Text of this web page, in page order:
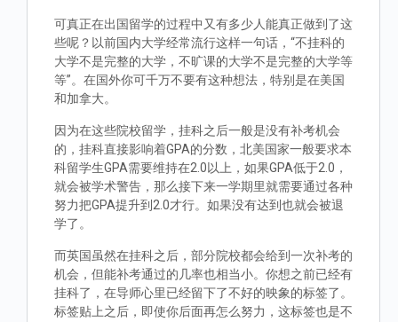
可真正在出国留学的过程中又有多少人能真正做到了这
些呢？以前国内大学经常流行这样一句话，“不挂科的
大学不是完整的大学，不旷课的大学不是完整的大学等
等”。在国外你可千万不要有这种想法，特别是在美国
和加拿大。
因为在这些院校留学，挂科之后一般是没有补考机会
的，挂科直接影响着GPA的分数，北美国家一般要求本
科留学生GPA需要维持在2.0以上，如果GPA低于2.0，
就会被学术警告，那么接下来一学期里就需要通过各种
努力把GPA提升到2.0才行。如果没有达到也就会被退
学了。
而英国虽然在挂科之后，部分院校都会给到一次补考的
机会，但能补考通过的几率也相当小。你想之前已经有
挂科了，在导师心里已经留下了不好的映象的标签了。
标签贴上之后，即使你后面再怎么努力，这标签也是不